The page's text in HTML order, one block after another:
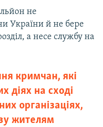
не
України й не бере
а несе службу на
кримчан, які
діях на сході
організаціях,
жителям